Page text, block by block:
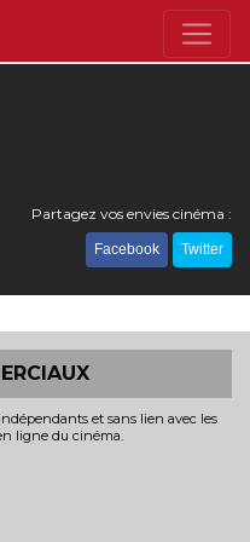
Partagez vos envies cinéma :
Facebook Twitter
et sans lien avec les
ligne du cinéma.